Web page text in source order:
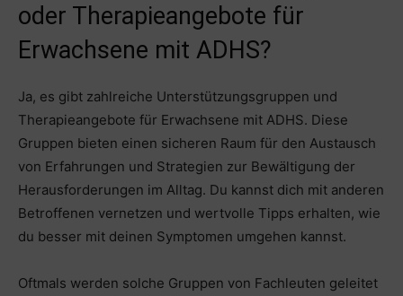
oder Therapieangebote für
Erwachsene mit ADHS?
Ja, es gibt zahlreiche Unterstützungsgruppen und
Therapieangebote für Erwachsene mit ADHS. Diese
Gruppen bieten einen sicheren Raum für den Austausch
von Erfahrungen und Strategien zur Bewältigung der
Herausforderungen im Alltag. Du kannst dich mit anderen
Betroffenen vernetzen und wertvolle Tipps erhalten, wie
du besser mit deinen Symptomen umgehen kannst.
Oftmals werden solche Gruppen von Fachleuten geleitet